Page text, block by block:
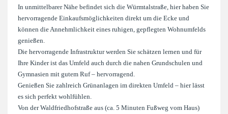
In unmittelbarer Nähe befindet sich die Würmtalstraße, hier haben Sie
hervorragende Einkaufsmöglichkeiten direkt um die Ecke und
können die Annehmlichkeit eines ruhigen, gepflegten Wohnumfelds
genießen.
Die hervorragende Infrastruktur werden Sie schätzen lernen und für
Ihre Kinder ist das Umfeld auch durch die nahen Grundschulen und
Gymnasien mit gutem Ruf – hervorragend.
Genießen Sie zahlreich Grünanlagen im direkten Umfeld – hier lässt
es sich perfekt wohlfühlen.
Von der Waldfriedhofstraße aus (ca. 5 Minuten Fußweg vom Haus)